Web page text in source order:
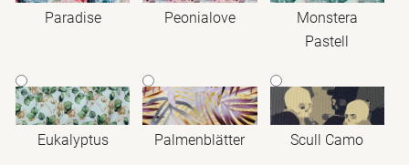
Paradise Peonialove
Monstera
Pastell
Eukalyptus Palmenblätter Scull Camo